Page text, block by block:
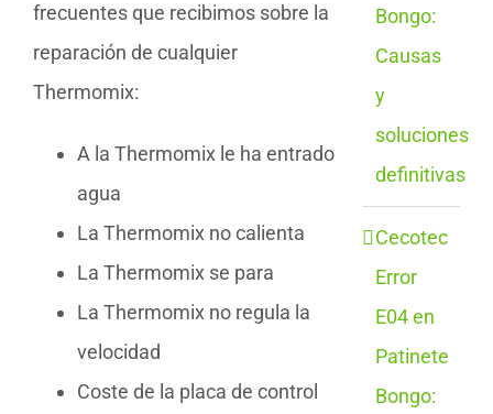
frecuentes que recibimos sobre la
reparación de cualquier
Thermomix:
A la Thermomix le ha entrado
agua
La Thermomix no calienta
La Thermomix se para
La Thermomix no regula la
velocidad
Coste de la placa de control
Bongo:
Causas
y
soluciones
definitivas
Cecotec
Error
E04 en
Patinete
Bongo: